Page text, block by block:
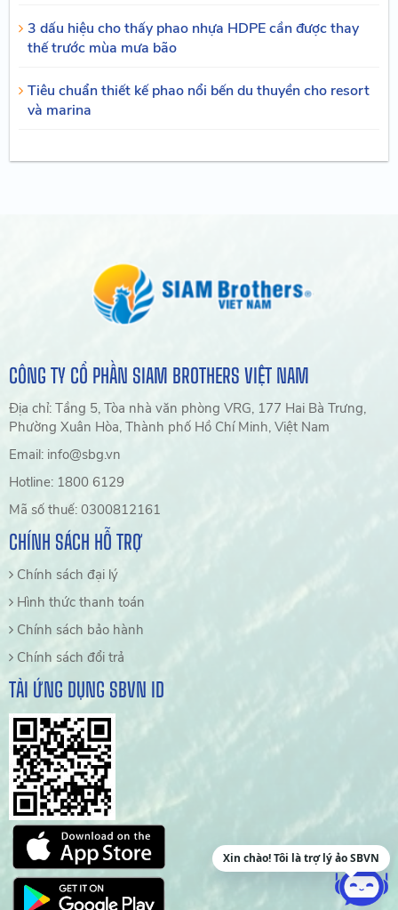
3 dấu hiệu cho thấy phao nhựa HDPE cần được thay
thế trước mùa mưa bão
Tiêu chuẩn thiết kế phao nổi bến du thuyền cho resort
và marina
CÔNG TY CỔ PHẦN SIAM BROTHERS VIỆT NAM
Địa chỉ: Tầng 5, Tòa nhà văn phòng VRG, 177 Hai Bà Trưng,
Phường Xuân Hòa, Thành phố Hồ Chí Minh, Việt Nam
Email: info@sbg.vn
Hotline: 1800 6129
Mã số thuế: 0300812161
CHÍNH SÁCH HỖ TRỢ
Chính sách đại lý
Hình thức thanh toán
Chính sách bảo hành
Chính sách đổi trả
TẢI ỨNG DỤNG SBVN ID
Xin chào! Tôi là trợ lý ảo SBVN